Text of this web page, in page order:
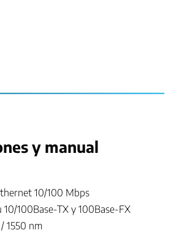
y manual
10/100 Mbps
10/100Base-TX y 100Base-FX
1550 nm